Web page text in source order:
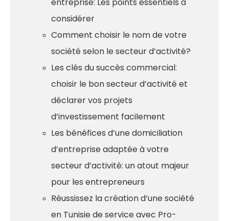
considérer
Comment choisir le nom de votre
société selon le secteur d’activité?
Les clés du succès commercial:
choisir le bon secteur d’activité et
déclarer vos projets
d’investissement facilement
Les bénéfices d’une domiciliation
d’entreprise adaptée à votre
secteur d’activité: un atout majeur
pour les entrepreneurs
Réussissez la création d’une société
en Tunisie de service avec Pro-